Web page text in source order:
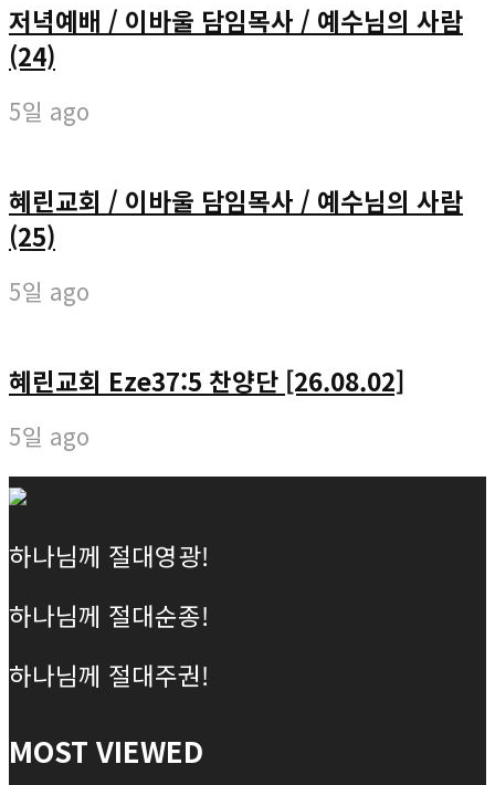
저녁예배 / 이바울 담임목사 / 예수님의 사람
(24)
5일 ago
혜린교회 / 이바울 담임목사 / 예수님의 사람
(25)
5일 ago
혜린교회 Eze37:5 찬양단 [26.08.02]
5일 ago
하나님께 절대영광!
하나님께 절대순종!
하나님께 절대주권!
MOST VIEWED